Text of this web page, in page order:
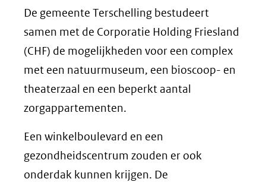
De gemeente Terschelling bestudeert
samen met de Corporatie Holding Friesland
(CHF) de mogelijkheden voor een complex
met een natuurmuseum, een bioscoop- en
theaterzaal en een beperkt aantal
zorgappartementen.
Een winkelboulevard en een
gezondheidscentrum zouden er ook
onderdak kunnen krijgen. De